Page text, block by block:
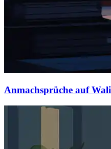
Anmachsprüche auf